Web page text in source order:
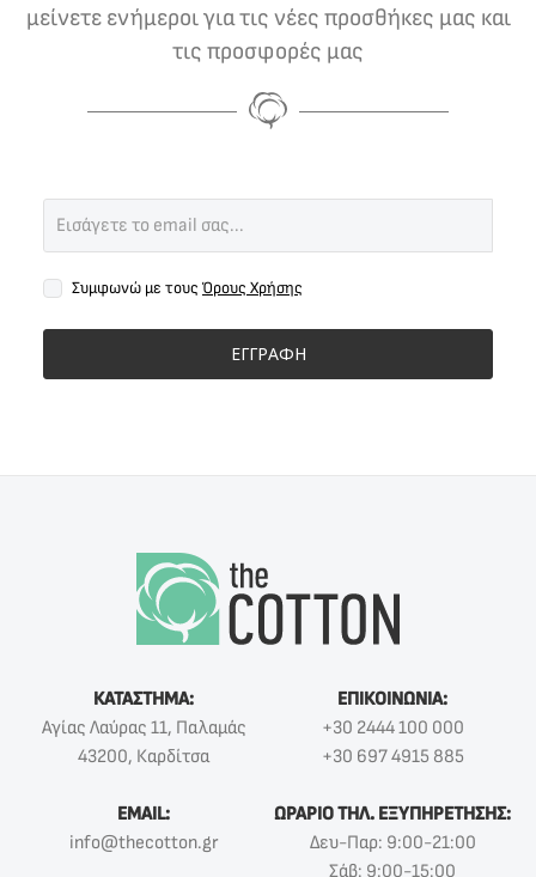
μείνετε ενήμεροι για τις νέες προσθήκες μας και
τις προσφορές μας
Συμφωνώ με τους Όρους Χρήσης
ΕΓΓΡΑΦΗ
ΚΑΤΑΣΤΗΜΑ:
Αγίας Λαύρας 11, Παλαμάς
43200, Καρδίτσα
ΕΠΙΚΟΙΝΩΝΙΑ:
+30 2444 100 000
+30 697 4915 885
EMAIL:
info@thecotton.gr
ΩΡΑΡΙΟ ΤΗΛ. ΕΞΥΠΗΡΕΤΗΣΗΣ:
Δευ-Παρ: 9:00-21:00
Σάβ: 9:00-15:00